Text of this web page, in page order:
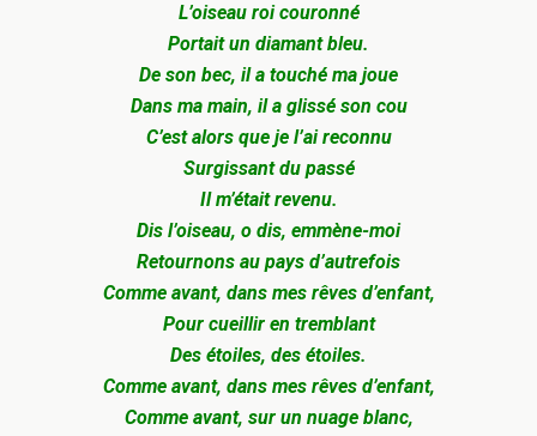
L’oiseau roi couronné
Portait un diamant bleu.
De son bec, il a touché ma joue
Dans ma main, il a glissé son cou
C’est alors que je l’ai reconnu
Surgissant du passé
Il m’était revenu.
Dis l’oiseau, o dis, emmène-moi
Retournons au pays d’autrefois
Comme avant, dans mes rêves d’enfant,
Pour cueillir en tremblant
Des étoiles, des étoiles.
Comme avant, dans mes rêves d’enfant,
Comme avant, sur un nuage blanc,